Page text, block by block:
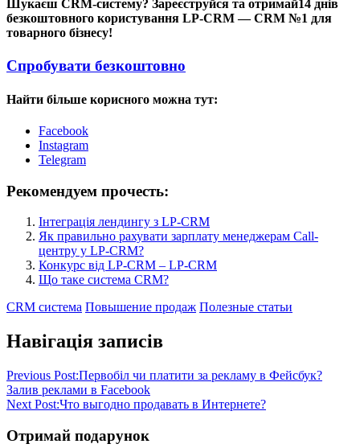
Шукаєш CRM-систему? Зареєструйся та отримай14 днів
безкоштовного користування LP-CRM — CRM №1 для
товарного бізнесу!
Спробувати безкоштовно
Найти більше корисного можна тут:
Facebook
Instagram
Telegram
Рекомендуем прочесть:
Інтеграція лендингу з LP-CRM
Як правильно рахувати зарплату менеджерам Call-
центру у LP-CRM?
Конкурс від LP-CRM – LP-CRM
Що таке система CRM?
CRM система Повышение продаж Полезные статьи
Навігація записів
Previous Post:Первобіл чи платити за рекламу в Фейсбук?
Залив реклами в Facebook
Next Post:Что выгодно продавать в Интернете?
Отримай подарунок